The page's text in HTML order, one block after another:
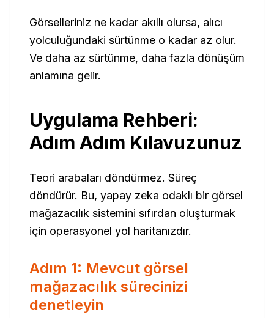
Görselleriniz ne kadar akıllı olursa, alıcı
yolculuğundaki sürtünme o kadar az olur.
Ve daha az sürtünme, daha fazla dönüşüm
anlamına gelir.
Uygulama Rehberi:
Adım Adım Kılavuzunuz
Teori arabaları döndürmez. Süreç
döndürür. Bu, yapay zeka odaklı bir görsel
mağazacılık sistemini sıfırdan oluşturmak
için operasyonel yol haritanızdır.
Adım 1: Mevcut görsel
mağazacılık sürecinizi
denetleyin